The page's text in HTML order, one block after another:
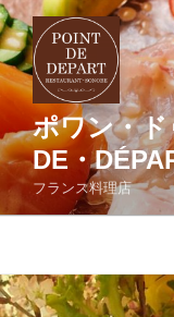
コ
ン
テ
ン
へ
ス
キ
ッ
ポワン・
DE・
フランス料理店